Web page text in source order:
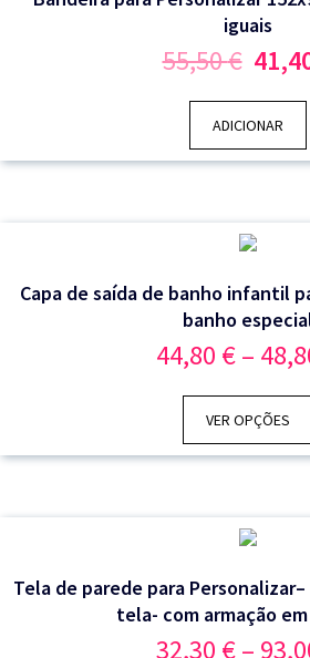
iguais
55,50€ O
preço
era:
55,50
ADICIONAR
Capa de saída de banho infantil
banho
44,80 €–
VER OPÇÕES
Tela de parede para
tela- com armação
32,30 €–